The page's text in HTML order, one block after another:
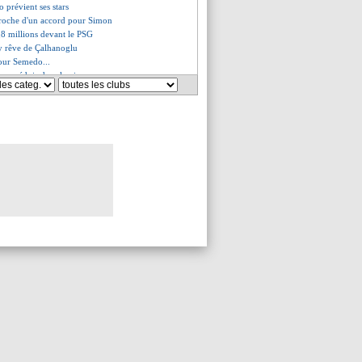
prévient ses stars
d'un accord pour Simon
millions devant le PSG
rêve de Çalhanoglu
Semedo...
suédois dans le viseur
Nordan Mukiele (off.)